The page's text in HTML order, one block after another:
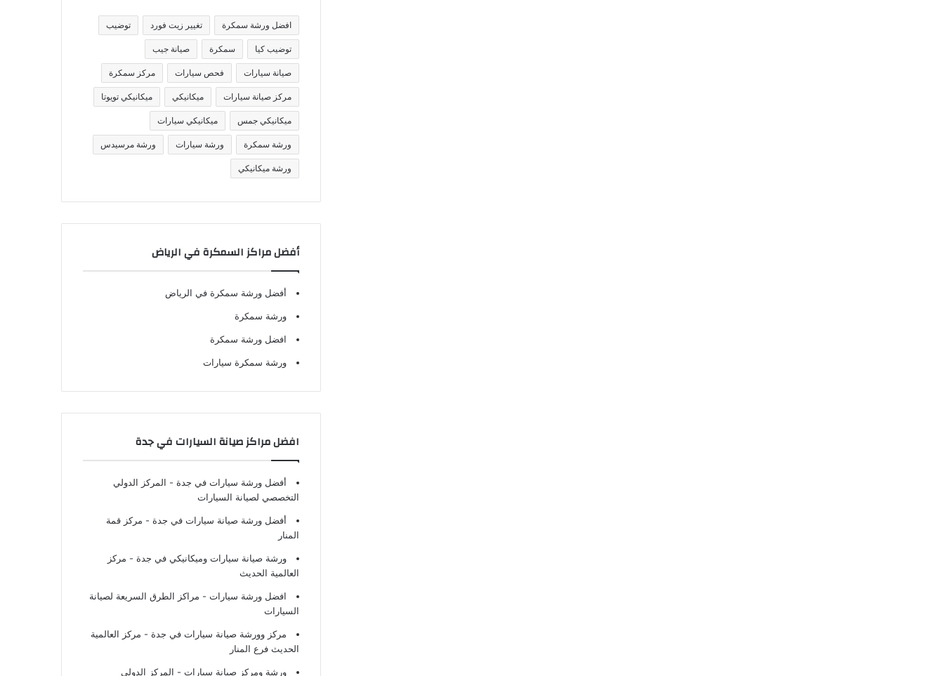
تافضل ورشة سمكرة تغيير زيت فورد توضيب
توضيب كيا سمكرة صيانة جيب
صيانة سيارات فحص سيارات مركز سمكرة
مركز صيانة سيارات ميكانيكي ميكانيكي تويوتا
ميكانيكي جمس ميكانيكي سيارات
ورشة سمكرة ورشة سيارات ورشة مرسيدس
ورشة ميكانيكي
أفضل مراكز السمكرة في الرياض
أفضل ورشة سمكرة في الرياض
ورشة سمكرة
افضل ورشة سمكرة
ورشة سمكرة سيارات
افضل مراكز صيانة السيارات في جدة
أفضل ورشة سيارات في جدة - المركز الدولي
التخصصي لصيانة السيارات
أفضل ورشة صيانة سيارات في جدة - مركز قمة
المنار
ورشة صيانة سيارات وميكانيكي في جدة - مركز
العالمية الحديث
افضل ورشة سيارات - مراكز الطرق السريعة لصيانة
السيارات
مركز وورشة صيانة سيارات في جدة - مركز العالمية
الحديث فرع المنار
ورشة ومركز صيانة سيارات - المركز الدولي